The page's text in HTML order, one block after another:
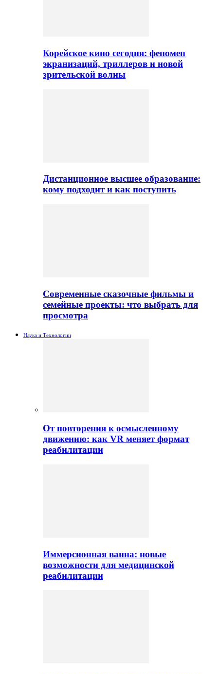
Корейское кино сегодня: феномен
экранизаций, триллеров и новой
зрительской волны
Дистанционное высшее образование:
кому подходит и как поступить
Современные сказочные фильмы и
семейные проекты: что выбрать для
просмотра
Наука и Технологии
От повторения к осмысленному
движению: как VR меняет формат
реабилитации
Иммерсионная ванна: новые
возможности для медицинской
реабилитации